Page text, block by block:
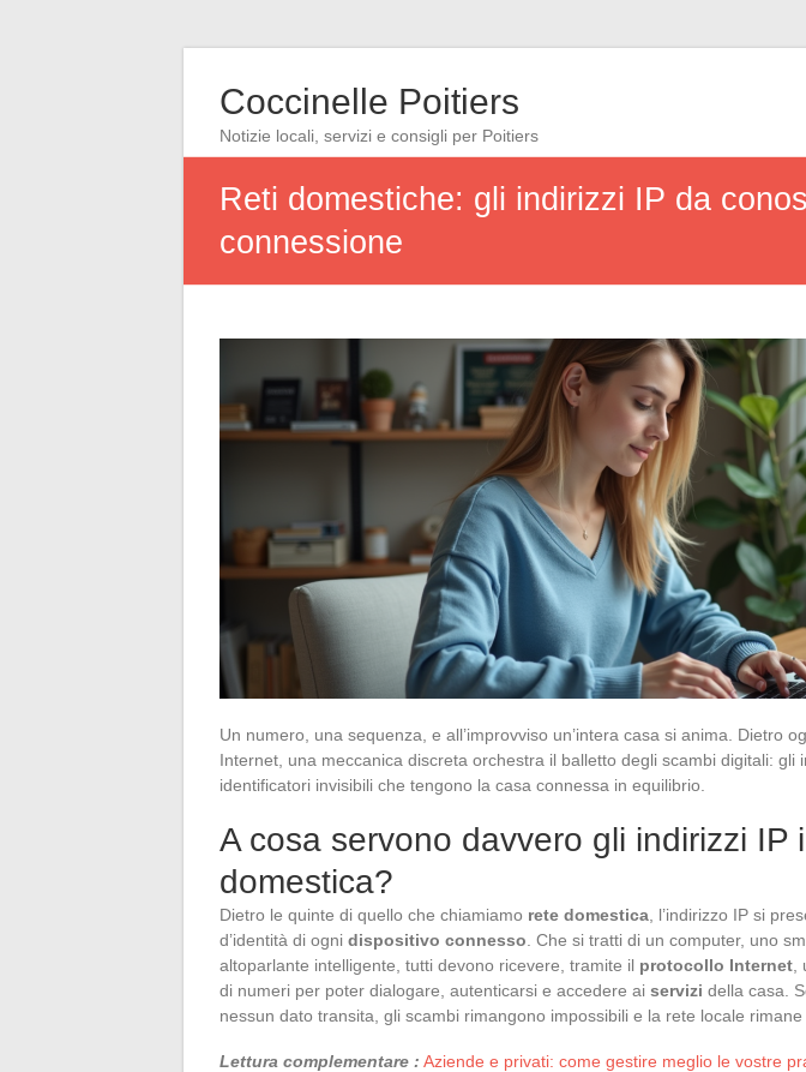
Coccinelle Poitiers
Notizie locali, servizi e consigli per Poitiers
Reti domestiche: gli indirizzi IP da
connessione
Un numero, una sequenza, e all’improvviso un’intera casa si anima. Dietro
Internet, una meccanica discreta orchestra il balletto degli scambi digitali: gli
identificatori invisibili che tengono la casa connessa in equilibrio.
A cosa servono davvero gli indirizzi IP
domestica?
Dietro le quinte di quello che chiamiamo rete domestica , l’indirizzo IP si
d’identità di ogni dispositivo connesso . Che si tratti di un computer, uno
altoparlante intelligente, tutti devono ricevere, tramite il protocollo Internet
di numeri per poter dialogare, autenticarsi e accedere ai servizi della casa.
nessun dato transita, gli scambi rimangono impossibili e la rete locale rimane
Lettura complementare : Aziende e privati: come gestire meglio le vostre